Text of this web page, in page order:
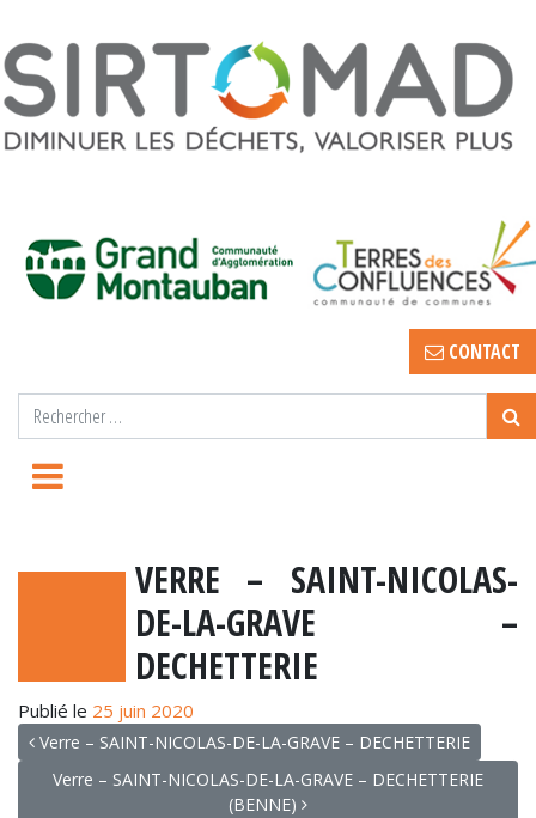
CONTACT
VERRE – SAINT-NICOLAS-
DE-LA-GRAVE –
DECHETTERIE
Publié le 25 juin 2020
NAVIGATION
Verre – SAINT-NICOLAS-DE-LA-GRAVE – DECHETTERIE
Verre – SAINT-NICOLAS-DE-LA-GRAVE – DECHETTERIE
(BENNE)